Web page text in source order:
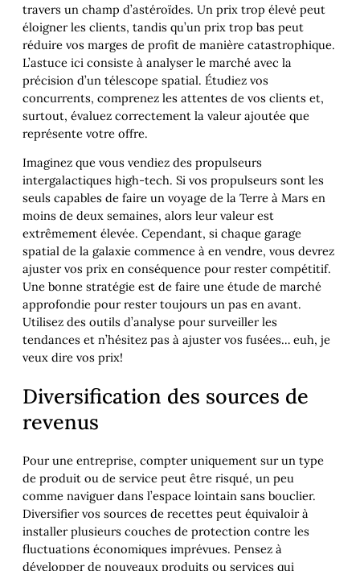
travers un champ d’astéroïdes. Un prix trop élevé peut
éloigner les clients, tandis qu’un prix trop bas peut
réduire vos marges de profit de manière catastrophique.
L’astuce ici consiste à analyser le marché avec la
précision d’un télescope spatial. Étudiez vos
concurrents, comprenez les attentes de vos clients et,
surtout, évaluez correctement la valeur ajoutée que
représente votre offre.
Imaginez que vous vendiez des propulseurs
intergalactiques high-tech. Si vos propulseurs sont les
seuls capables de faire un voyage de la Terre à Mars en
moins de deux semaines, alors leur valeur est
extrêmement élevée. Cependant, si chaque garage
spatial de la galaxie commence à en vendre, vous devrez
ajuster vos prix en conséquence pour rester compétitif.
Une bonne stratégie est de faire une étude de marché
approfondie pour rester toujours un pas en avant.
Utilisez des outils d’analyse pour surveiller les
tendances et n’hésitez pas à ajuster vos fusées… euh, je
veux dire vos prix!
Diversification des sources de
revenus
Pour une entreprise, compter uniquement sur un type
de produit ou de service peut être risqué, un peu
comme naviguer dans l’espace lointain sans bouclier.
Diversifier vos sources de recettes peut équivaloir à
installer plusieurs couches de protection contre les
fluctuations économiques imprévues. Pensez à
développer de nouveaux produits ou services qui